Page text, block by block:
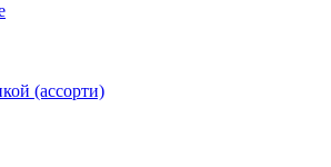
(ассорти)